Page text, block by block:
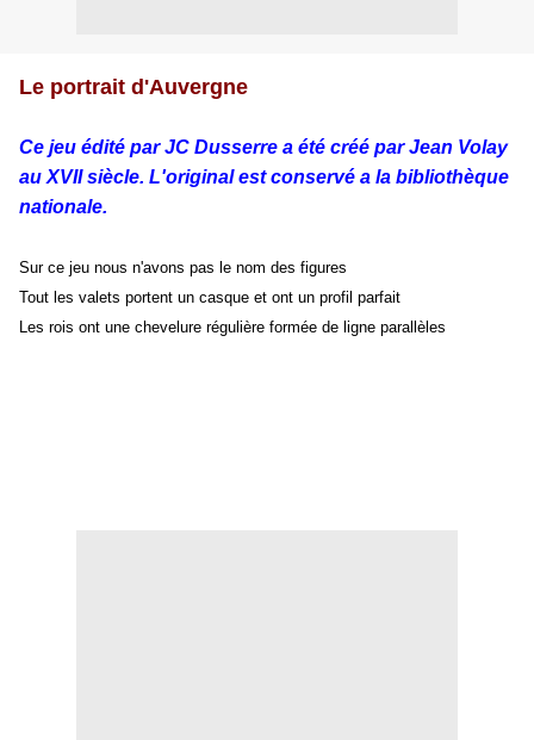
Le portrait d'Auvergne
Ce jeu édité par JC Dusserre a été créé par Jean Volay
au XVII siècle. L'original est conservé a la bibliothèque
nationale.
Sur ce jeu nous n'avons pas le nom des figures
Tout les valets portent un casque et ont un profil parfait
Les rois ont une chevelure régulière formée de ligne parallèles